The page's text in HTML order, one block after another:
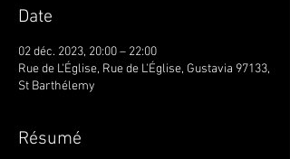
Date
02 déc. 2023, 20:00 – 22:00
Rue de L'Église, Rue de L'Église, Gustavia 97133,
St Barthélemy
Résumé